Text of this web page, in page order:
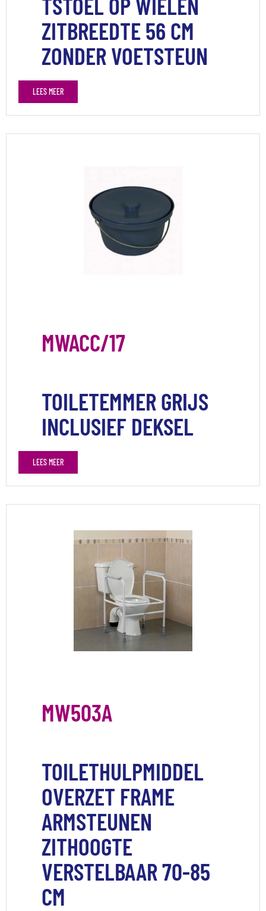
ZITBREEDTE 56 CM
ZONDER VOETSTEUN
LEES MEER
MWACC/17
TOILETEMMER GRIJS
INCLUSIEF DEKSEL
LEES MEER
MW503A
TOILETHULPMIDDEL
OVERZET FRAME
ARMSTEUNEN
ZITHOOGTE
VERSTELBAAR 70-85
CM